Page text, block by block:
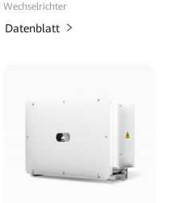
Wechselrichter
Datenblatt